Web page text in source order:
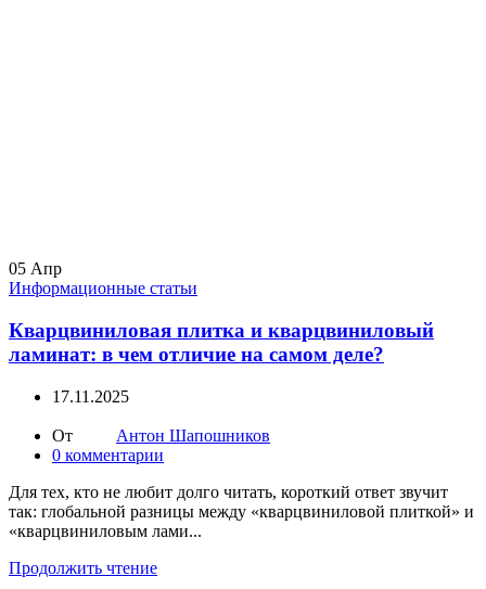
05 Апр
Информационные статьи
Кварцвиниловая плитка и кварцвиниловый
ламинат: в чем отличие на самом деле?
17.11.2025
От
Антон Шапошников
0 комментарии
Для тех, кто не любит долго читать, короткий ответ звучит
так: глобальной разницы между «кварцвиниловой плиткой» и
«кварцвиниловым лами...
Продолжить чтение